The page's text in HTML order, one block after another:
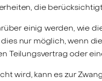
die
einig werden, wie
nur möglich, wenn
Teilungsvertrag oder
wird, kann es zur